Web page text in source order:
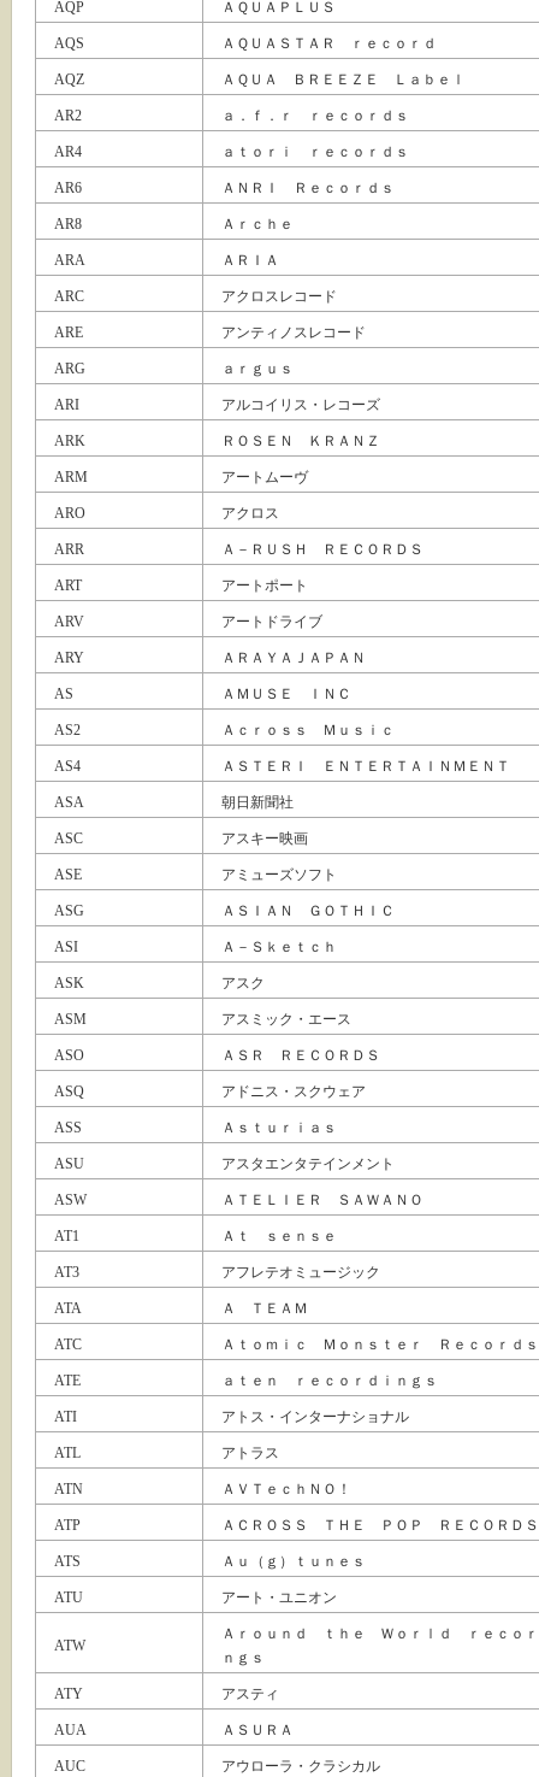
AQP ＡＱＵＡＰＬＵＳ
AQS ＡＱＵＡＳＴＡＲ ｒｅｃｏｒｄ
AQZ ＡＱＵＡ ＢＲＥＥＺＥ Ｌａｂｅｌ
AR2 ａ．ｆ．ｒ ｒｅｃｏｒｄｓ
AR4 ａｔｏｒｉ ｒｅｃｏｒｄｓ
AR6 ＡＮＲＩ Ｒｅｃｏｒｄｓ
AR8 Ａｒｃｈｅ
ARA ＡＲＩＡ
ARC アクロスレコード
ARE アンティノスレコード
ARG ａｒｇｕｓ
ARI アルコイリス・レコーズ
ARK ＲＯＳＥＮ ＫＲＡＮＺ
ARM アートムーヴ
ARO アクロス
ARR Ａ－ＲＵＳＨ ＲＥＣＯＲＤＳ
ART アートポート
ARV アートドライブ
ARY ＡＲＡＹＡＪＡＰＡＮ
AS ＡＭＵＳＥ ＩＮＣ
AS2 Ａｃｒｏｓｓ Ｍｕｓｉｃ
AS4 ＡＳＴＥＲＩ ＥＮＴＥＲＴＡＩＮＭＥＮＴ
ASA 朝日新聞社
ASC アスキー映画
ASE アミューズソフト
ASG ＡＳＩＡＮ ＧＯＴＨＩＣ
ASI Ａ－Ｓｋｅｔｃｈ
ASK アスク
ASM アスミック・エース
ASO ＡＳＲ ＲＥＣＯＲＤＳ
ASQ アドニス・スクウェア
ASS Ａｓｔｕｒｉａｓ
ASU アスタエンタテインメント
ASW ＡＴＥＬＩＥＲ ＳＡＷＡＮＯ
AT1 Ａｔ ｓｅｎｓｅ
AT3 アフレテオミュージック
ATA Ａ ＴＥＡＭ
ATC Ａｔｏｍｉｃ Ｍｏｎｓｔｅｒ Ｒｅｃｏｒｄｓ
ATE ａｔｅｎ ｒｅｃｏｒｄｉｎｇｓ
ATI アトス・インターナショナル
ATL アトラス
ATN ＡＶＴｅｃｈＮＯ！
ATP ＡＣＲＯＳＳ ＴＨＥ ＰＯＰ ＲＥＣＯＲＤＳ
ATS Ａｕ（ｇ）ｔｕｎｅｓ
ATU アート・ユニオン
ATW
Ａｒｏｕｎｄ ｔｈｅ Ｗｏｒｌｄ ｒｅｃｏ
ｎｇｓ
ATY アスティ
AUA ＡＳＵＲＡ
AUC アウローラ・クラシカル